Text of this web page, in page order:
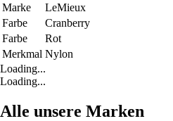
Marke
LeMieux
Farbe
Cranberry
Farbe
Rot
Merkmal Nylon
Loading...
Loading...
Alle unsere Marken